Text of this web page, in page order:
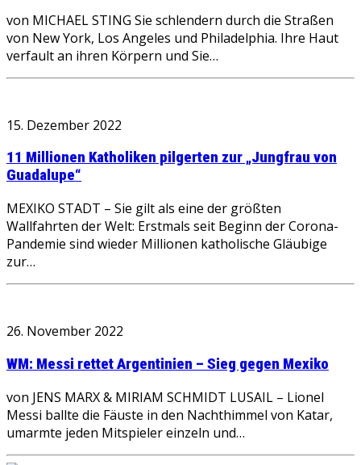
von MICHAEL STING Sie schlendern durch die Straßen
von New York, Los Angeles und Philadelphia. Ihre Haut
verfault an ihren Körpern und Sie…
15. Dezember 2022
11 Millionen Katholiken pilgerten zur „Jungfrau von
Guadalupe“
MEXIKO STADT – Sie gilt als eine der größten
Wallfahrten der Welt: Erstmals seit Beginn der Corona-
Pandemie sind wieder Millionen katholische Gläubige
zur…
26. November 2022
WM: Messi rettet Argentinien – Sieg gegen Mexiko
von JENS MARX & MIRIAM SCHMIDT LUSAIL – Lionel
Messi ballte die Fäuste in den Nachthimmel von Katar,
umarmte jeden Mitspieler einzeln und…